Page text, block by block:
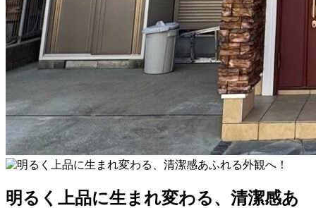
明るく上品に生まれ変わる、清潔感あ